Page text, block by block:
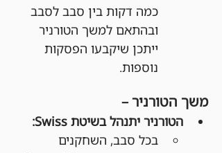
כמה דקות בין סבב לסבב
ובהתאם למשך הטורניר
ייתכן שיקבעו הפסקות
נוספות.
משך הטורניר –
הטורניר יתנהל בשיטת Swiss:
בכל סבב, השחקנים